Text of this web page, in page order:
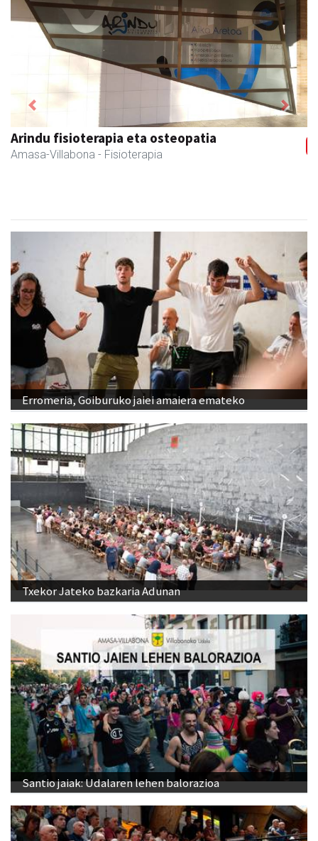
Arindu fisioterapia eta osteopatia
Amasa-Villabona - Fisioterapia
Previous Next
Erromeria, Goiburuko jaiei amaiera emateko
Txekor Jateko bazkaria Adunan
Santio jaiak: Udalaren lehen balorazioa